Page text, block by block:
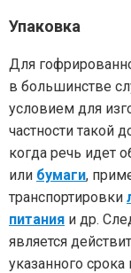
Упаковка
Для
в большинстве
условием для
частности такой
когда речь идет
или бумаги,
транспортировки
питания и др.
является
указанного